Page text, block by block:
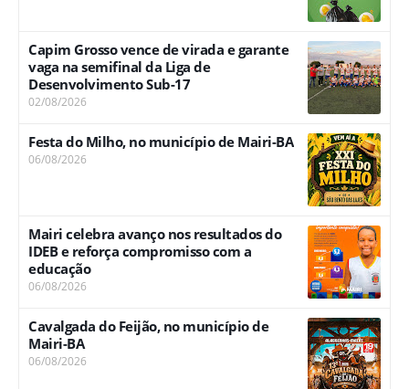
Capim Grosso vence de virada e garante
vaga na semifinal da Liga de
Desenvolvimento Sub-17
02/08/2026
Festa do Milho, no município de Mairi-BA
06/08/2026
Mairi celebra avanço nos resultados do
IDEB e reforça compromisso com a
educação
06/08/2026
Cavalgada do Feijão, no município de
Mairi-BA
06/08/2026